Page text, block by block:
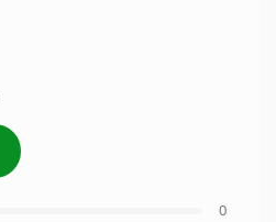
0